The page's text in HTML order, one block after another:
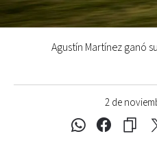
2 de
Agustín Martínez ganó